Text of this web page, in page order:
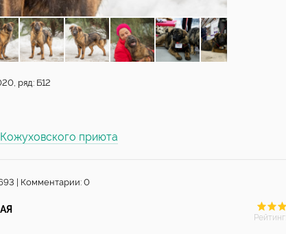
ряд: Б12
приюта
| Комментарии: 0
Рейтинг